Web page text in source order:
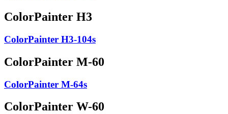
ColorPainter H3
ColorPainter H3-104s
ColorPainter M-60
ColorPainter M-64s
ColorPainter W-60